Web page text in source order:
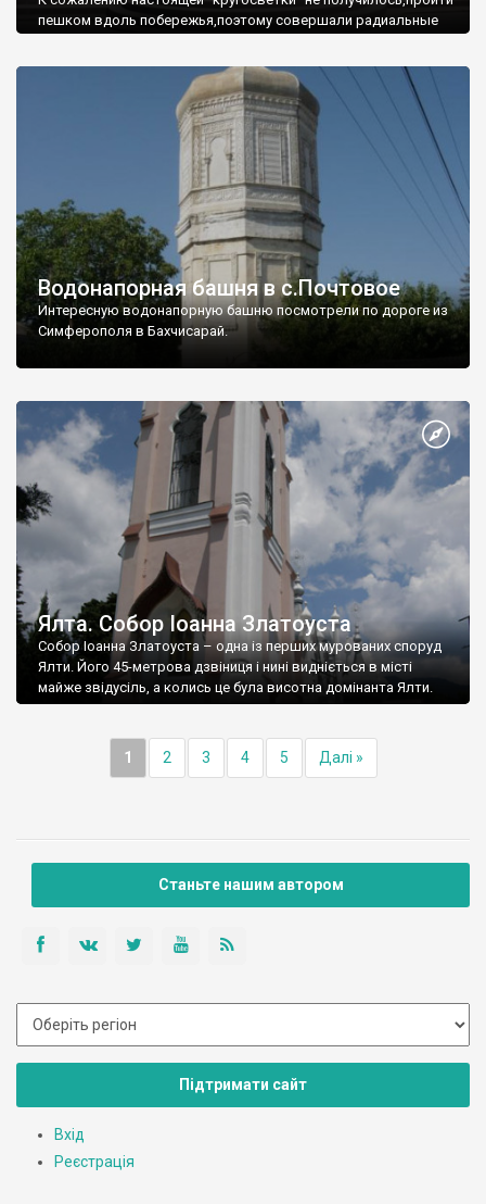
пешком вдоль побережья,поэтому совершали радиальные
Водонапорная башня в с.Почтовое
Интересную водонапорную башню посмотрели по дороге из
Симферополя в Бахчисарай.
Ялта. Собор Іоанна Златоуста
Собор Іоанна Златоуста – одна із перших мурованих споруд
Ялти. Його 45-метрова дзвіниця і нині видніється в місті
майже звідусіль, а колись це була висотна домінанта Ялти.
1 2 3 4 5 Далі »
Станьте нашим автором
Підтримати сайт
Вхід
Реєстрація